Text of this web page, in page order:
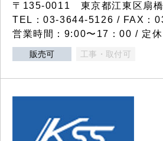
〒135-0011 東京都江東区扇
TEL：03-3644-5126 / FAX：
営業時間：9:00〜17：00 / 定
販売可 工事・取付可